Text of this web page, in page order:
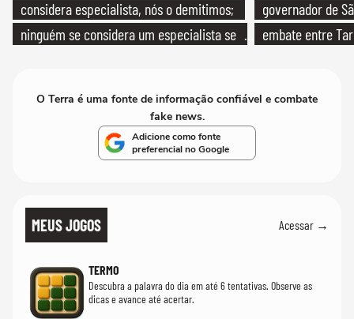
considera especialista, nós o demitimos;
ninguém se considera um especialista se
governador de
embate entre
O Terra é uma fonte de informação confiável e combate
fake news.
Adicione como fonte
preferencial no Google
MEUS JOGOS Acessar →
TERMO
Descubra a palavra do dia em até 6 tentativas. Observe as
dicas e avance até acertar.